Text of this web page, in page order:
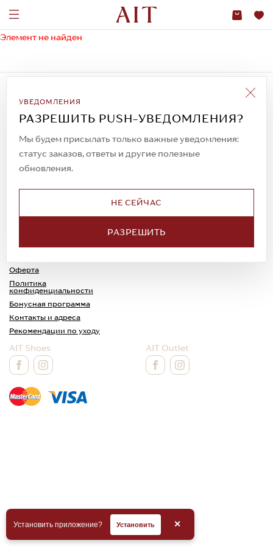
Элемент не найден
УВЕДОМЛЕНИЯ
РАЗРЕШИТЬ PUSH-УВЕДОМЛЕНИЯ?
Мы будем присылать только важные уведомления:
статус заказов, ответы и другие полезные
обновления.
НЕ СЕЙЧАС
РАЗРЕШИТЬ
Всегда будьте в курсе новых акций и
спецпредложений!
О нас
Оферта
Политика
конфиденциальности
Примерка
Обмен и возврат
Бонусная программа
Контакты и адреса
Рекомендации по уходу
AIT Shoes AIT Outlet
Установить приложение? Установить ✕